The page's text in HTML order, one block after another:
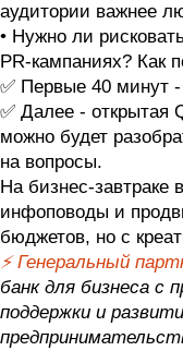
аудитории важнее
• Нужно ли
PR-кампаниях? Как
✅ Первые 40 минут
✅ Далее - открытая
можно будет
на вопросы.
На бизнес-завтраке
инфоповоды и
бюджетов, но с
⚡️Генеральный
банк для бизнеса с
поддержки и